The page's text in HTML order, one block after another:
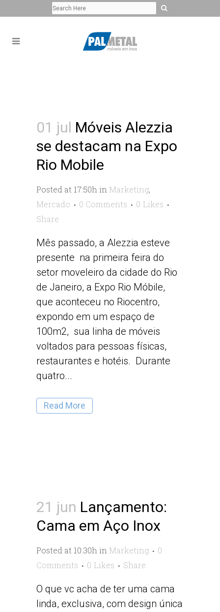
01 jul Móveis Alezzia
se destacam na Expo
Rio Mobile
Posted at 17:50h in Marketing,
Mercado
0 Comments 0 Likes
Share
Mês passado, a Alezzia esteve
presente na primeira feira do
setor moveleiro da cidade do Rio
de Janeiro, a Expo Rio Móbile,
que aconteceu no Riocentro,
expondo em um espaço de
100m2, sua linha de móveis
voltados para pessoas físicas,
restaurantes e hotéis. Durante
quatro...
Read More
21 jun Lançamento:
Cama em Aço Inox
Posted at 10:30h in Marketing
0
Comments
0 Likes Share
O que vc acha de ter uma cama
linda, exclusiva, com design única